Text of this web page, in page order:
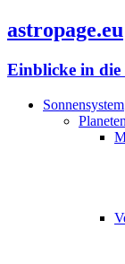
astropage.eu
Einblicke in die
Sonnensystem
Planeten